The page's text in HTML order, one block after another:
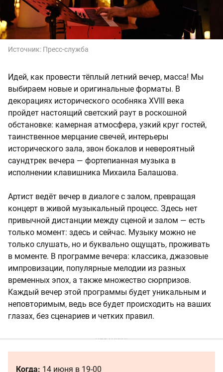
Источник: Пресс-служба
Идей, как провести тёплый летний вечер, масса! Мы
выбираем новые и оригинальные форматы. В
декорациях исторического особняка XVIII века
пройдет настоящий светский раут в роскошной
обстановке: камерная атмосфера, узкий круг гостей,
таинственное мерцание свечей, интерьеры
исторического зала, звон бокалов и невероятный
саундтрек вечера — фортепианная музыка в
исполнении клавишника Михаила Балашова.
Артист ведёт вечер в диалоге с залом, превращая
концерт в живой музыкальный процесс. Здесь нет
привычной дистанции между сценой и залом — есть
только момент: здесь и сейчас. Музыку можно не
только слушать, но и буквально ощущать, проживать
в моменте. В программе вечера: классика, джазовые
импровизации, популярные мелодии из разных
временных эпох, а также множество сюрпризов.
Каждый вечер этой программы будет уникальным и
неповторимым, ведь все будет происходить на ваших
глазах, без сценариев и четких правил.
Когда: 14 июня в 19-00